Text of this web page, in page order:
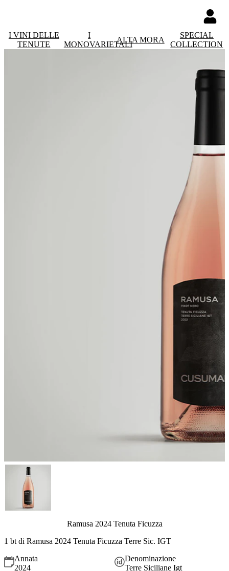
I VINI DELLE
TENUTE
I
MONOVARIETALI
ALTA MORA
SPECIAL
COLLECTION
Ramusa 2024 Tenuta Ficuzza
1 bt di Ramusa 2024 Tenuta Ficuzza Terre Sic. IGT
Annata
2024
Denominazione
Terre Siciliane Igt